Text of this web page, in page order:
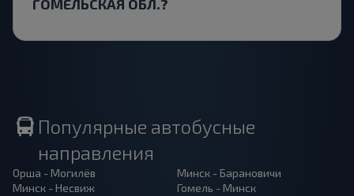
ГОМЕЛЬСКАЯ ОБЛ.?
Популярные автобусные
направления
Орша - Могилёв
Минск - Несвиж
Минск - Барановичи
Гомель - Минск